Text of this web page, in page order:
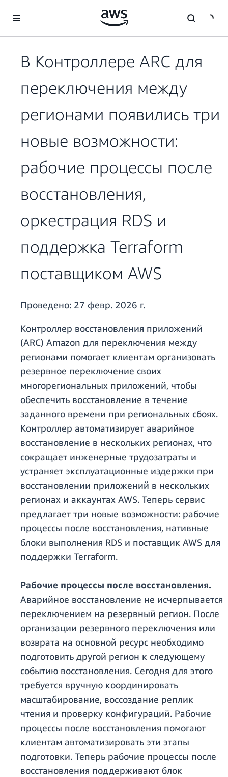
Перейти к главному контенту
В Контроллере ARC для
переключения между
регионами появились три
новые возможности:
рабочие процессы после
восстановления,
оркестрация RDS и
поддержка Terraform
поставщиком AWS
Проведено: 27 февр. 2026 г.
Контроллер восстановления приложений
(ARC) Amazon для переключения между
регионами помогает клиентам организовать
резервное переключение своих
многорегиональных приложений, чтобы
обеспечить восстановление в течение
заданного времени при региональных сбоях.
Контроллер автоматизирует аварийное
восстановление в нескольких регионах, что
сокращает инженерные трудозатраты и
устраняет эксплуатационные издержки при
восстановлении приложений в нескольких
регионах и аккаунтах AWS. Теперь сервис
предлагает три новые возможности: рабочие
процессы после восстановления, нативные
блоки выполнения RDS и поставщик AWS для
поддержки Terraform.
Рабочие процессы после восстановления.
Аварийное восстановление не исчерпывается
переключением на резервный регион. После
организации резервного переключения или
возврата на основной ресурс необходимо
подготовить другой регион к следующему
событию восстановления. Сегодня для этого
требуется вручную координировать
масштабирование, воссоздание реплик
чтения и проверку конфигураций. Рабочие
процессы после восстановления помогают
клиентам автоматизировать эти этапы
подготовки. Теперь рабочие процессы после
восстановления поддерживают блок